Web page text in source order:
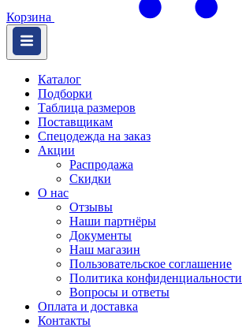
Корзина
Каталог
Подборки
Таблица размеров
Поставщикам
Спецодежда на заказ
Акции
Распродажа
Скидки
О нас
Отзывы
Наши партнёры
Документы
Наш магазин
Пользовательское соглашение
Политика конфиденциальности
Вопросы и ответы
Оплата и доставка
Контакты